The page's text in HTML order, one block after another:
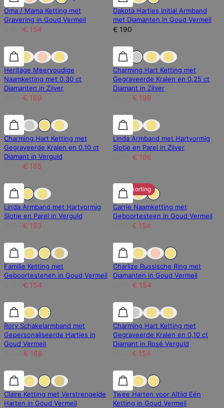
Oma / Mama Ketting met
Gravering in Goud Vermeil
€ 154
Dakota Hartjes Initial Armband
met Diamanten in Goud Vermeil
€ 190
25% korting 25% korting
Heritage Meervoudige
Naamketting met 0,30 ct
Diamanten in Zilver
€ 169
25% korting
Charming Hart Ketting met
Gegraveerde Kralen en 0,25 ct
Diamant in Zilver
€ 199
25% korting 25% korting
Charming Hart Ketting met
Gegraveerde Kralen en 0,10 ct
Diamant in Verguld
€ 165
30% korting
Linda Armband met Hartvormig
Slotje en Parel in Zilver
€ 186
30% korting 30% korting
Linda Armband met Hartvormig
Slotje en Parel in Verguld
€ 193
30% korting
Carrie Naamketting met
Geboortesteen in Goud Vermeil
€ 154
30% korting 30% korting
Familie Ketting met
Geboortestenen in Goud Vermeil
€ 154
25% korting
Charlize Russische Ring met
Diamanten in Goud Vermeil
€ 154
30% korting 30% korting
Rory Schakelarmband met
Gepersonaliseerde Hartjes in
Goud Vermeil
€ 168
30% korting
Charming Hart Ketting met
Gegraveerde Kralen en 0,10 ct
Diamant in Rosé Verguld
€ 154
30% korting 30% korting
Claire Ketting met Verstrengelde
Harten in Goud Vermeil
30% korting
Twee Harten voor Altijd Eén
Ketting in Goud Vermeil